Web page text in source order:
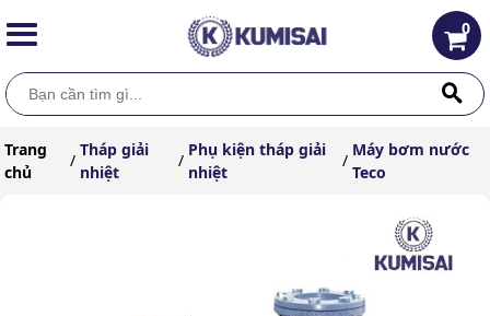
0
Trang
chủ
/
Tháp giải
nhiệt
/
Phụ kiện tháp giải
nhiệt
/
Máy bơm nước
Teco